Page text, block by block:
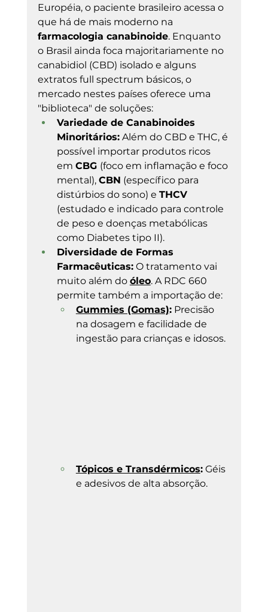
Européia, o paciente brasileiro acessa o
que há de mais moderno na
farmacologia canabinoide. Enquanto
o Brasil ainda foca majoritariamente no
canabidiol (CBD) isolado e alguns
extratos full spectrum básicos, o
mercado nestes países oferece uma
"biblioteca" de soluções:
Variedade de Canabinoides
Minoritários: Além do CBD e THC, é
possível importar produtos ricos
em CBG (foco em inflamação e foco
mental), CBN (específico para
distúrbios do sono) e THCV
(estudado e indicado para controle
de peso e doenças metabólicas
como Diabetes tipo II).
Diversidade de Formas
Farmacêuticas: O tratamento vai
muito além do óleo. A RDC 660
permite também a importação de:
Gummies (Gomas): Precisão
na dosagem e facilidade de
ingestão para crianças e idosos.
Tópicos e Transdérmicos: Géis
e adesivos de alta absorção.